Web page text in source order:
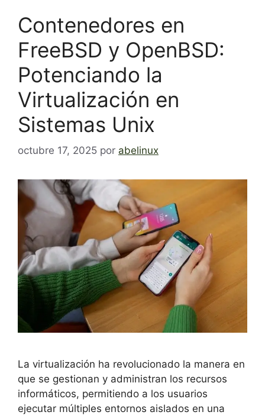
Contenedores en
FreeBSD y OpenBSD:
Potenciando la
Virtualización en
Sistemas Unix
octubre 17, 2025 por abelinux
La virtualización ha revolucionado la manera en
que se gestionan y administran los recursos
informáticos, permitiendo a los usuarios
ejecutar múltiples entornos aislados en una